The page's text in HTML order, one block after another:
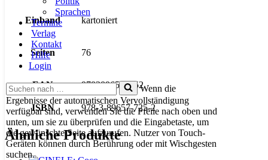
Sprachen
Termine
Verlag
Kontakt
Hilfe
Login
Suchen
nach …
Wenn die
Ergebnisse der automatischen Vervollständigung
verfügbar sind, verwenden Sie die Pfeile nach oben und
unten, um sie zu überprüfen und die Eingabetaste, um
die gewünschte Seite aufzurufen. Nutzer von Touch-
Geräten können durch Berührung oder mit Wischgesten
suchen.
Einband kartoniert
Seiten 76
EAN 9783896577252
ISBN 978-3-89657-725-2
Ähnliche Produkte